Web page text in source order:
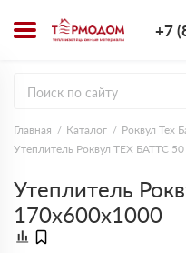
+7
Главная Каталог
Роквул Тех
Утеплитель Роквул ТЕХ БАТТС
Утеплитель
170х600х1000